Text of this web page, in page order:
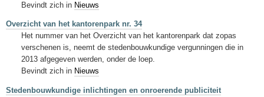
Bevindt zich in Nieuws
Overzicht van het kantorenpark nr. 34
Het nummer van het Overzicht van het kantorenpark dat zopas
verschenen is, neemt de stedenbouwkundige vergunningen die in
2013 afgegeven werden, onder de loep.
Bevindt zich in Nieuws
Stedenbouwkundige inlichtingen en onroerende publiciteit